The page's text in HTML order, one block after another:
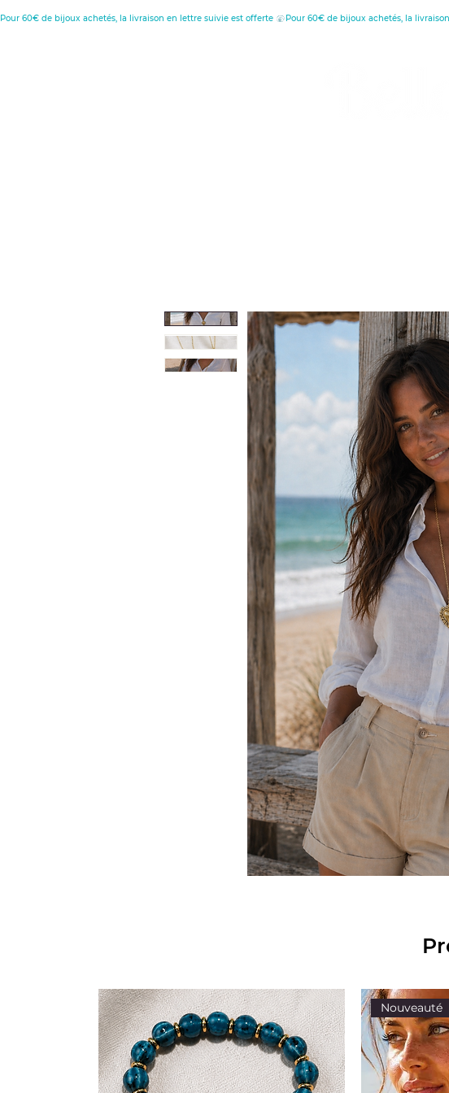
Pour 60€ de bijoux achetés, la livraison en lettre suivie est offerte
Nouveauté